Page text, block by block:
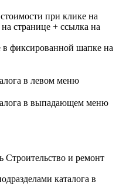
при клике на
странице + ссылка на
фиксированной шапке на
в левом меню
в выпадающем меню
Строительство и ремонт
каталога в